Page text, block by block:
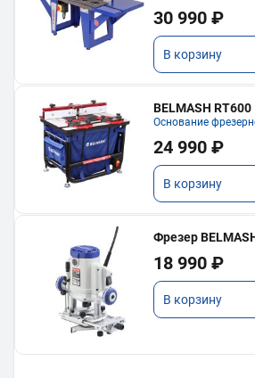
30 990 ₽
В корзину
BELMASH RT600
Основание
24 990 ₽
В корзину
Фрезер
18 990 ₽
В корзину